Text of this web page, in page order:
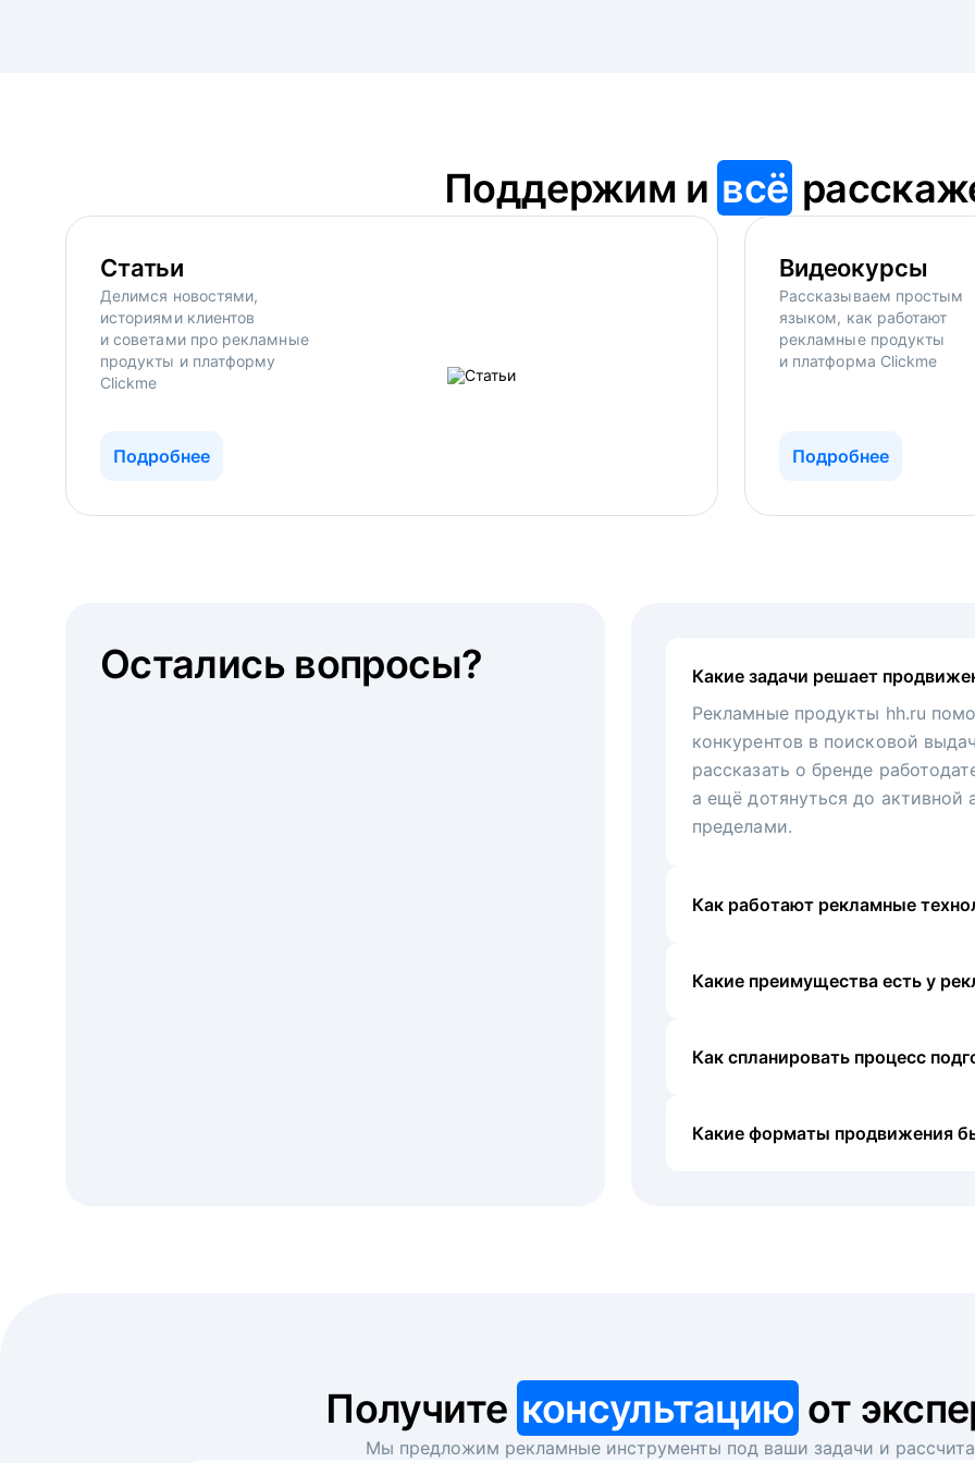
Поддержим и всё
Статьи
Делимся новостями,
историями клиентов
и советами про рекламные
продукты и платформу
Clickme
Подробнее
Видеокурсы
Рассказываем простым
языком, как работают
рекламные продукты
и платформа Clickme
Подробнее
Какие задачи решает
Рекламные продукты hh.ru
конкурентов в поисковой
рассказать о бренде
а ещё дотянуться до активной
пределами.
Как работают рекламные
Какие преимущества есть у
Как спланировать процесс
Какие форматы продвижения
Остались вопросы?
Получите консультацию от
Мы предложим рекламные инструменты под ваши задачи и